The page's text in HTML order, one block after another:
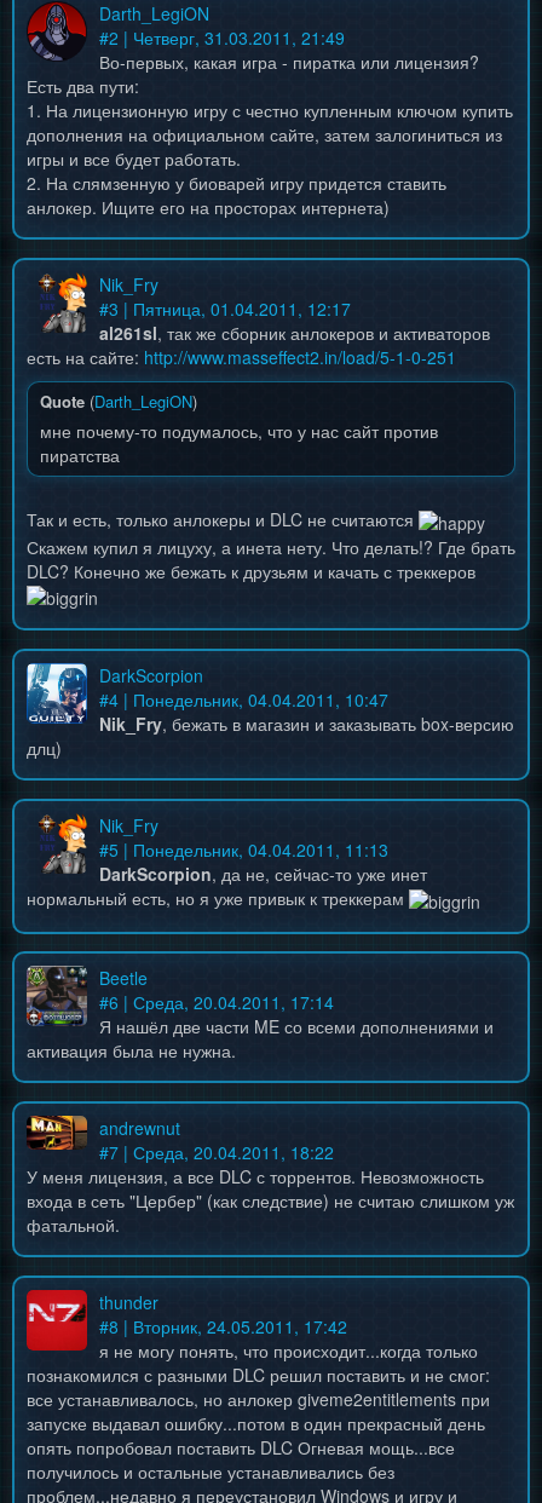
Darth_LegiON
#2 | Четверг, 31.03.2011, 21:49
Во-первых, какая игра - пиратка или лицензия?
Есть два пути:
1. На лицензионную игру с честно купленным ключом купить
дополнения на официальном сайте, затем залогиниться из
игры и все будет работать.
2. На слямзенную у биоварей игру придется ставить
анлокер. Ищите его на просторах интернета)
Nik_Fry
#3 | Пятница, 01.04.2011, 12:17
al261sl, так же сборник анлокеров и активаторов
есть на сайте: http://www.masseffect2.in/load/5-1-0-251
Quote (Darth_LegiON)
мне почему-то подумалось, что у нас сайт против
пиратства
Так и есть, только анлокеры и DLC не считаются
Скажем купил я лицуху, а инета нету. Что делать!? Где брать
DLC? Конечно же бежать к друзьям и качать с треккеров
DarkScorpion
#4 | Понедельник, 04.04.2011, 10:47
Nik_Fry, бежать в магазин и заказывать box-версию
длц)
Nik_Fry
#5 | Понедельник, 04.04.2011, 11:13
DarkScorpion, да не, сейчас-то уже инет
нормальный есть, но я уже привык к треккерам
Beetle
#6 | Среда, 20.04.2011, 17:14
Я нашёл две части ME со всеми дополнениями и
активация была не нужна.
andrewnut
#7 | Среда, 20.04.2011, 18:22
У меня лицензия, а все DLC с торрентов. Невозможность
входа в сеть "Цербер" (как следствие) не считаю слишком уж
фатальной.
thunder
#8 | Вторник, 24.05.2011, 17:42
я не могу понять, что происходит...когда только
познакомился с разными DLC решил поставить и не смог:
все устанавливалось, но анлокер giveme2entitlements при
запуске выдавал ошибку...потом в один прекрасный день
опять попробовал поставить DLC Огневая мощь...все
получилось и остальные устанавливались без
проблем...недавно я переустановил Windows и игру и